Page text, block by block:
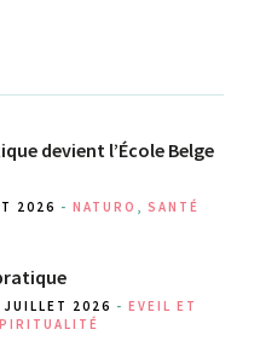
devient l’École Belge
2026 -NATURO ,SANTÉ
JUILLET 2026 -EVEIL ET